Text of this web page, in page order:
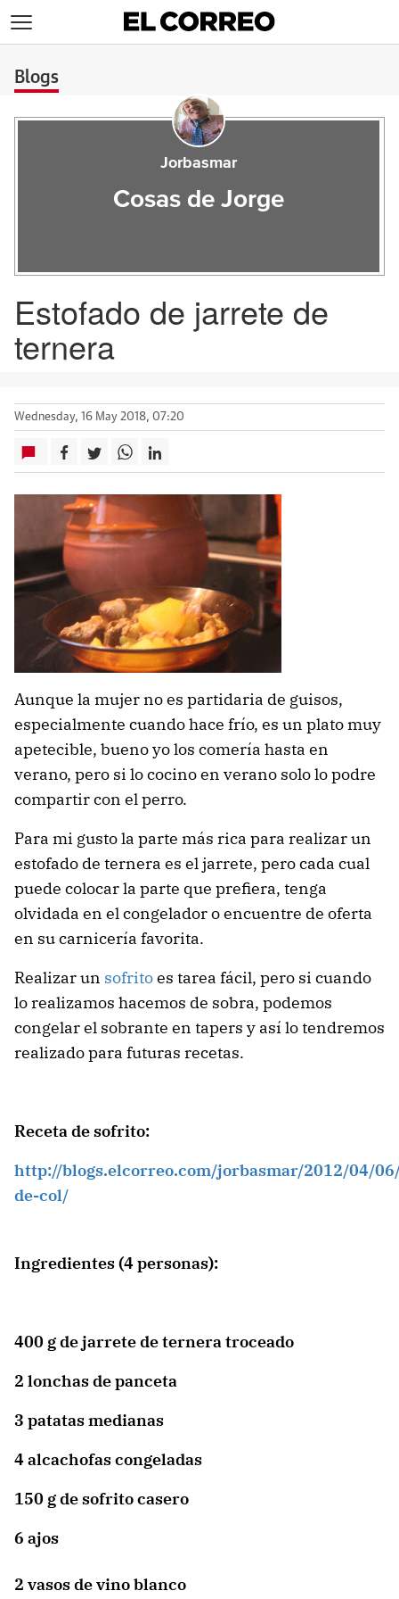
Blogs
Jorbasmar
Cosas de Jorge
Estofado de jarrete de
ternera
Wednesday, 16 May 2018, 07:20
Aunque la mujer no es partidaria de guisos,
especialmente cuando hace frío, es un plato muy
apetecible, bueno yo los comería hasta en
verano, pero si lo cocino en verano solo lo podre
compartir con el perro.
Para mi gusto la parte más rica para realizar un
estofado de ternera es el jarrete, pero cada cual
puede colocar la parte que prefiera, tenga
olvidada en el congelador o encuentre de oferta
en su carnicería favorita.
Realizar un sofritoes tarea fácil, pero si cuando
lo realizamos hacemos de sobra, podemos
congelar el sobrante en tapers y así lo tendremos
realizado para futuras recetas.
Receta de sofrito:
http://blogs.elcorreo.com/jorbasmar/2012/04/
de-col/
Ingredientes (4 personas):
400 g de jarrete de ternera troceado
2 lonchas de panceta
3 patatas medianas
4 alcachofas congeladas
150 g de sofrito casero
6 ajos
2 vasos de vino blanco